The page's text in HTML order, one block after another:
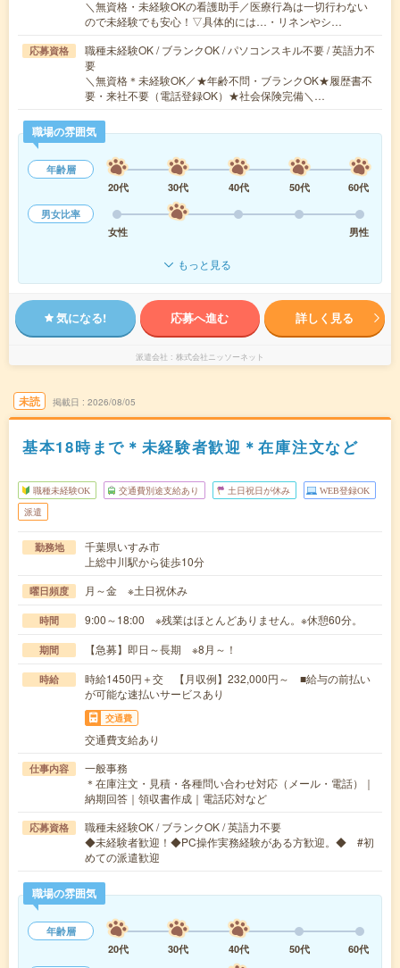
＼無資格・未経験OKの看護助手／医療行為は一切行わない
ので未経験でも安心！▽具体的には…・リネンやシ…
応募資格
職種未経験OK / ブランクOK / パソコンスキル不要 / 英語力不
要
＼無資格＊未経験OK／★年齢不問・ブランクOK★履歴書不
要・来社不要（電話登録OK）★社会保険完備＼…
職場の雰囲気
年齢層
20代
30代 40代 50代
60代
男女比率
女性
男性
もっと見る
気になる! 応募へ進む 詳しく見る
派遣会社 株式会社ニッソーネット
未読 掲載日 2026/08/05
基本18時まで＊未経験者歓迎＊在庫注文など
職種未経験OK 交通費別途支給あり 土日祝日が休み WEB登録OK
派遣
勤務地
千葉県いすみ市
上総中川駅から徒歩10分
曜日頻度 月～金 ※土日祝休み
時間 9:00～18:00 ※残業はほとんどありません。※休憩60分。
期間 【急募】即日～長期 ※8月～！
時給
時給1450円＋交 【月収例】232,000円～ ■給与の前払い
が可能な速払いサービスあり
交通費
交通費支給あり
仕事内容
一般事務
＊在庫注文・見積・各種問い合わせ対応（メール・電話）｜
納期回答｜領収書作成｜電話応対など
応募資格
職種未経験OK / ブランクOK / 英語力不要
◆未経験者歓迎！◆PC操作実務経験がある方歓迎。◆ #初
めての派遣歓迎
職場の雰囲気
年齢層
20代
30代 40代 50代
60代